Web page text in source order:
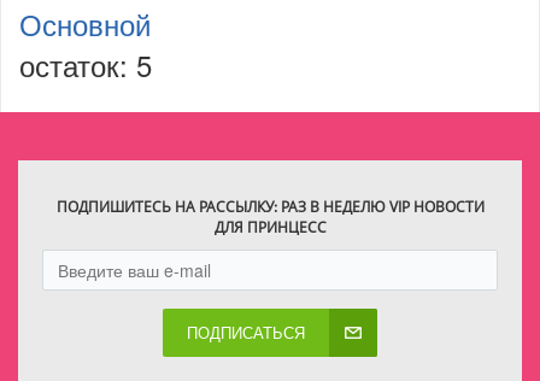
Основной
остаток: 5
ПОДПИШИТЕСЬ НА РАССЫЛКУ: РАЗ В НЕДЕЛЮ VIP НОВОСТИ
ДЛЯ ПРИНЦЕСС
ПОДПИСАТЬСЯ